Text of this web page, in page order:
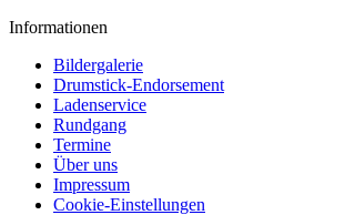
Informationen
Bildergalerie
Drumstick-Endorsement
Ladenservice
Rundgang
Termine
Über uns
Impressum
Cookie-Einstellungen